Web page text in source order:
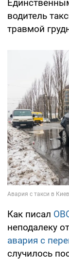
водитель
травмой
Как писал
неподалеку
авария с
случилось